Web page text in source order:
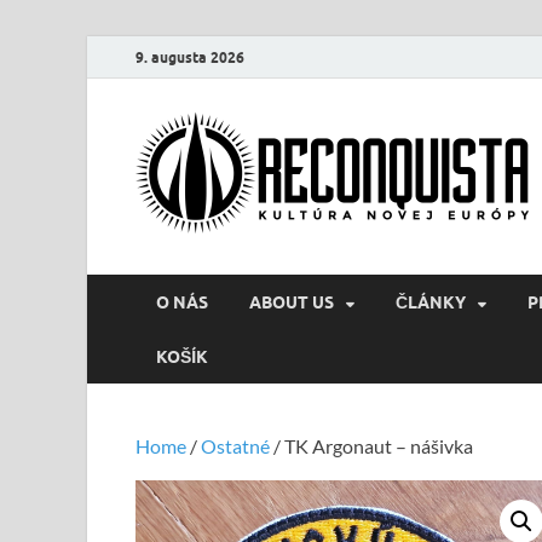
9. augusta 2026
O NÁS ABOUT US ČLÁNKY
KOŠÍK
Home /Ostatné / TK Argonaut – nášivka